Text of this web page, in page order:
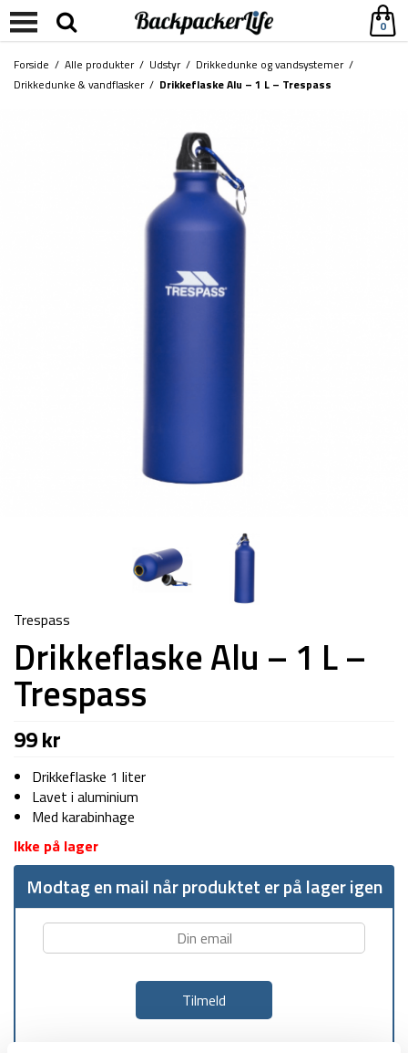
0
Forside / Alle produkter/ Udstyr/ Drikkedunke og vandsystemer/
Drikkedunke & vandflasker/ Drikkeflaske Alu – 1 L – Trespass
Trespass
Drikkeflaske Alu – 1 L –
Trespass
99kr
Drikkeflaske 1 liter
Lavet i aluminium
Med karabinhage
Ikke på lager
Modtag en mail når produktet er på lager igen